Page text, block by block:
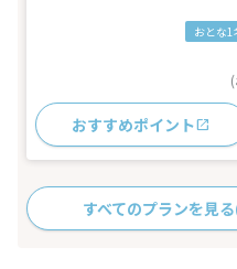
おとな1
おすすめポイント
すべてのプランを見る